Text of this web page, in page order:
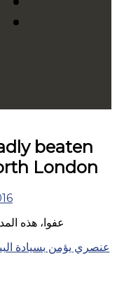
beaten
London
عفوا، هذه
Posts
عنصري يؤمن بسيادة